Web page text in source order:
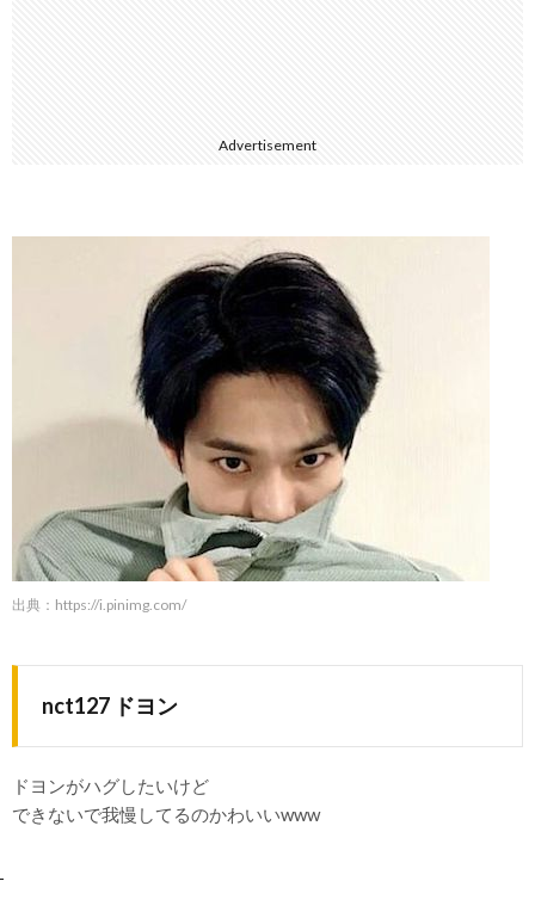
Advertisement
出典： https://i.pinimg.com/
nct127 ドヨン
ドヨンがハグしたいけど
できないで我慢してるのかわいいwww